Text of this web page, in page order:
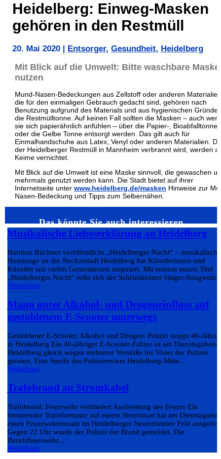
Heidelberg: Einweg-Masken
gehören in den Restmüll
20. Mai 2020 Entsorger, Gesundheit, Heidelberg
Mit Blick auf die Umwelt: Bitte waschbare
nutzen
Mund-Nasen-Bedeckungen aus Zellstoff oder anderen
die für den einmaligen Gebrauch gedacht sind, gehören nach
Benutzung aufgrund des Materials und aus hygienischen
die Restmülltonne. Auf keinen Fall sollten die Masken – auch
sie sich papierähnlich anfühlen – über die Papier-, Bioabfalltonne,
oder die Gelbe Tonne entsorgt werden. Das gilt auch für
Einmalhandschuhe aus Latex, Venyl oder anderen Materialien. Da
der Heidelberger Restmüll in Mannheim verbrannt wird, werden
Keime vernichtet.
Mit Blick auf die Umwelt ist eine Maske sinnvoll, die gewaschen
mehrmals genutzt werden kann. Die Stadt bietet auf ihrer
Internetseite unter www.heidelberg.de/masken Hinweise zur
Nasen-Bedeckung und Tipps zum Selbernähen.
Das könnte Sie auch interessieren…
Musikalische Liebeserklärung an Heidelberg
Hartmut Büchner veröffentlicht „Heidelberger Nacht“ – musikalische
Hommage an die Neckarstadt Heidelberg hat Künstlerinnen und
Künstler seit vielen Generationen inspiriert. Mit seinem neuen Titel
„Heidelberger Nacht“ reiht sich der Schriesheimer Singer-
Weiterlesen
Mann unter Alkohol- und Drogeneinfluss auf
gestohlenem E-Scooter unterwegs
Gestohlener E-Scooter, Alkohol und Drogen: Polizei stoppt 46-
in Heidelberg Ein 46-jähriger E-Scooter-Fahrer ist am
Heidelberg gleich wegen mehrerer Verstöße ins Visier der Polizei
geraten. Eine Streife des Polizeireviers Heidelberg-Mitte...
Weiterlesen
Trafobrand an Stromkabel
Trafobrand: Feuerwehr verhindert Ausbreitung des Feuers Ein
brennender Transformator auf einem Strommast hat am
einen Feuerwehreinsatz im Heidelberger Neuenheimer Feld
Gegen 22 Uhr wurde der Polizei der Brand gemeldet. Die
Berufsfeuerwehr...
Weiterlesen